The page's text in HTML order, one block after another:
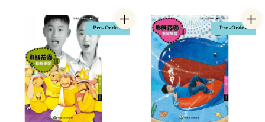
Pre-Order Pre-Order